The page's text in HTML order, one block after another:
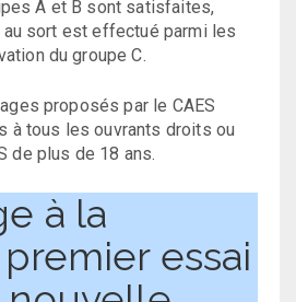
A et B sont satisfaites,
sort est effectué parmi les
du groupe C.
proposés par le CAES
à tous les ouvrants droits ou
de plus de 18 ans.
à la
essai